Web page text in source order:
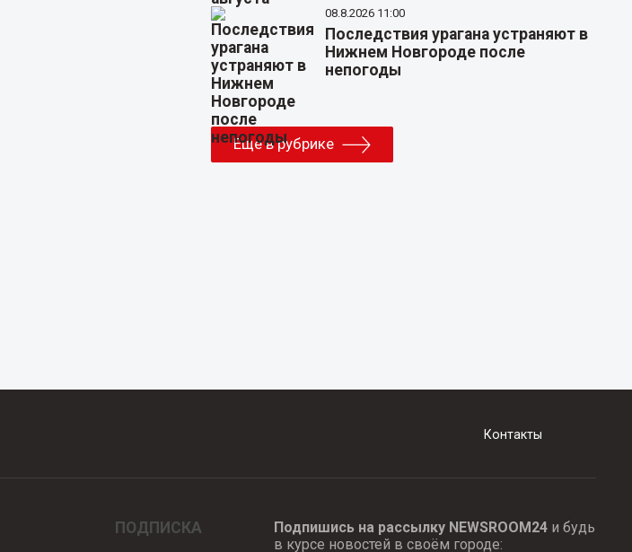
08.8.2026 11:00
Последствия урагана устраняют в
Нижнем Новгороде после
непогоды
Еще в рубрике
Контакты
ПОДПИСКА Подпишись на рассылку NEWSROOM24и будь
в курсе новостей в своём городе: